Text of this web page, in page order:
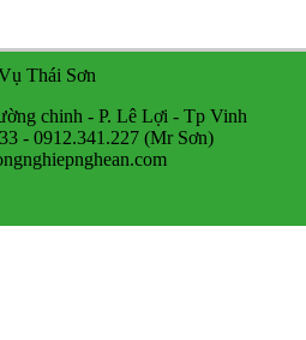
Thái Sơn
chinh - P. Lê Lợi - Tp Vinh
- 0912.341.227 (Mr Sơn)